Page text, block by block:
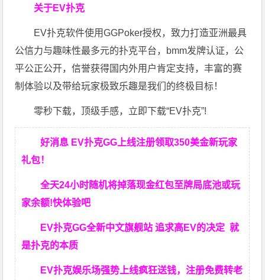
关于EV扑克
EV扑克软件使用GGPoker授权，致力打造亚洲最具
公信力与趣味性最多元的扑克平台，bmm发牌认证，公
平公正公开，信誉获得国内外用户肯定支持，丰富的赛
制体验以及带给玩家极致乐趣是我们的终极目标！
零秒下载，顶级手感，立即下载“EV扑克”!
好消息 EV扑克GG上线注册领取350美金新玩家
礼包！
全天24小时随机将掉落现金红包至牌局底池或玩
家余额!快体验吧
EV扑克GG全新中文旗舰站 追求高EV的决定就
是扑克的本质
EV扑克娱乐场强势上线疯狂送钱，注册免费转老